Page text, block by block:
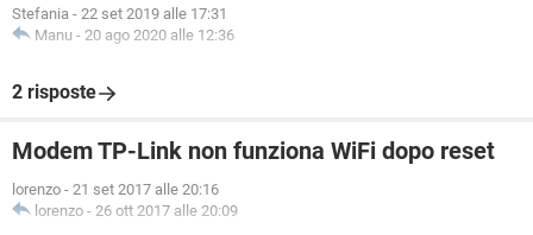
Stefania - 22 set 2019 alle 17:31
Manu - 20 ago 2020 alle 12:36
2 risposte
Modem TP-Link non funziona WiFi dopo reset
lorenzo - 21 set 2017 alle 20:16
lorenzo - 26 ott 2017 alle 20:09